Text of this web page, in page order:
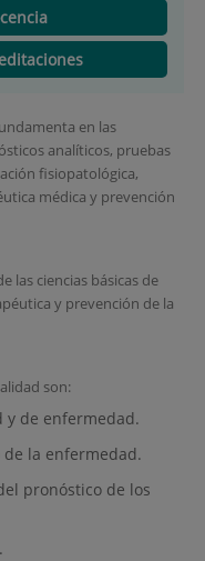
en las
analíticos, pruebas
fisiopatológica,
médica y prevención
las ciencias básicas de
y prevención de la
son:
y de enfermedad.
la enfermedad.
pronóstico de los